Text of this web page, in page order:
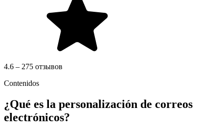
4.6 – 275 отзывов
Contenidos
¿Qué es la personalización de correos
electrónicos?